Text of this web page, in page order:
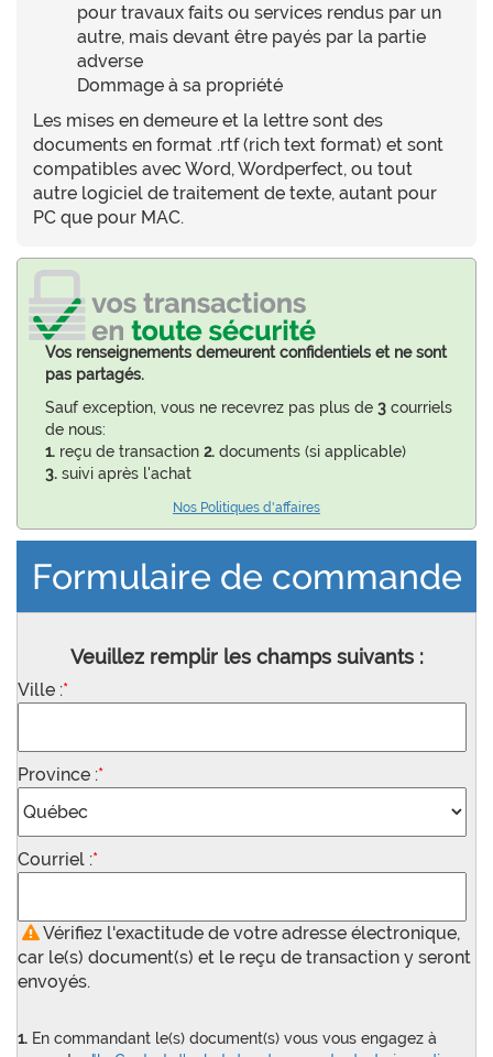
pour travaux faits ou services rendus par un
autre, mais devant être payés par la partie
adverse
Dommage à sa propriété
Les mises en demeure et la lettre sont des
documents en format .rtf (rich text format) et sont
compatibles avec Word, Wordperfect, ou tout
autre logiciel de traitement de texte, autant pour
PC que pour MAC.
Vos renseignements demeurent confidentiels et ne sont
pas partagés.
Sauf exception, vous ne recevrez pas plus de 3 courriels
de nous:
1. reçu de transaction 2. documents (si applicable)
3. suivi après l'achat
Nos Politiques d'affaires
Formulaire de commande
Veuillez remplir les champs suivants :
Ville :*
Province :*
Courriel :*
Vérifiez l'exactitude de votre adresse électronique,
car le(s) document(s) et le reçu de transaction y seront
envoyés.
1. En commandant le(s) document(s) vous vous engagez à